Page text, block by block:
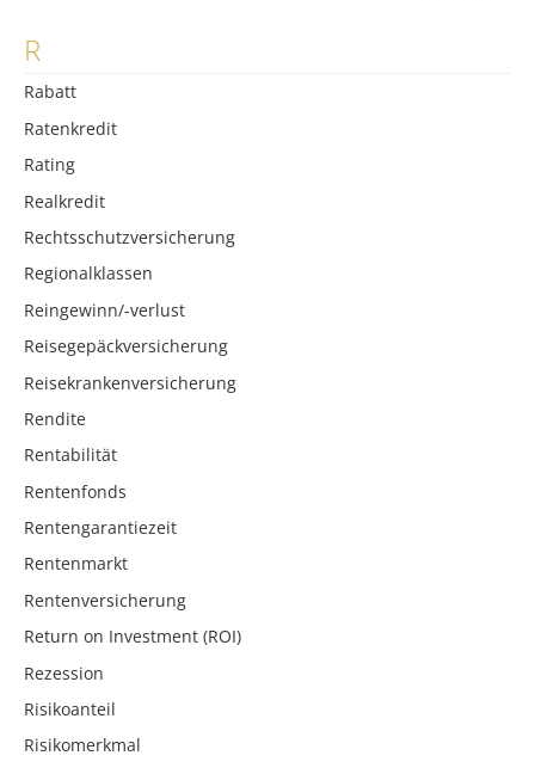
R
Rabatt
Ratenkredit
Rating
Realkredit
Rechtsschutzversicherung
Regionalklassen
Reingewinn/-verlust
Reisegepäckversicherung
Reisekrankenversicherung
Rendite
Rentabilität
Rentenfonds
Rentengarantiezeit
Rentenmarkt
Rentenversicherung
Return on Investment (ROI)
Rezession
Risikoanteil
Risikomerkmal